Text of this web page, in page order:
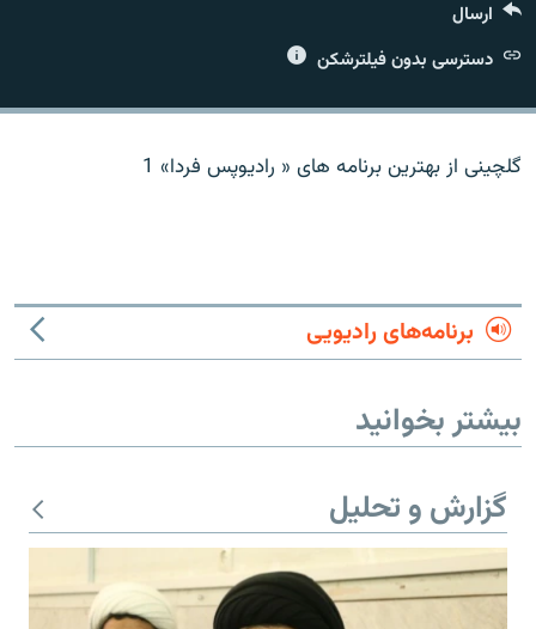
ارسال
دسترسی بدون فیلترشکن
گلچینی از بهترین برنامه های « رادیوپس فردا» 1
برنامه‌های رادیویی
بیشتر بخوانید
گزارش و تحلیل